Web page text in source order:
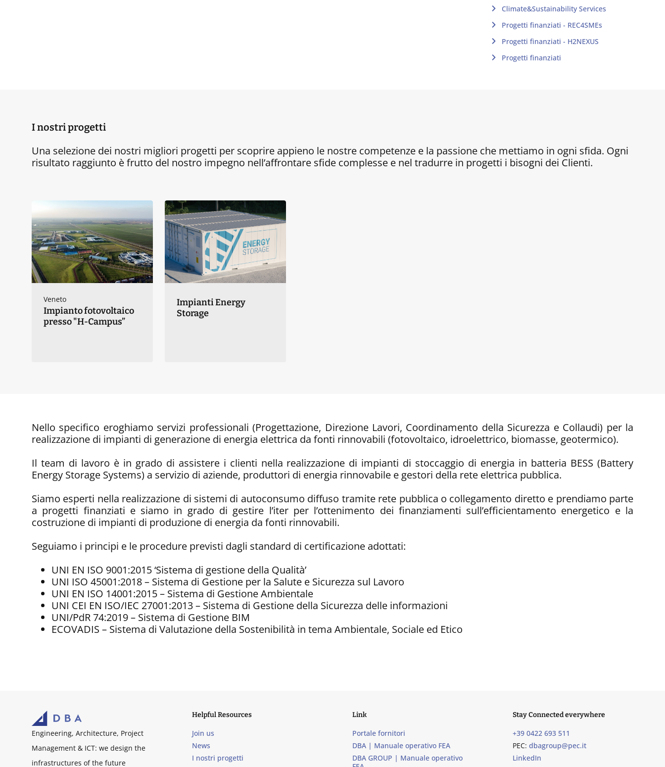
Climate&Sustainability Services
Progetti finanziati - REC4SMEs
Progetti finanziati - H2NEXUS
Progetti finanziati
I nostri progetti
Una selezione dei nostri migliori progetti per scoprire appieno le nostre competenze e la passione che mettiamo in ogni sfida. Ogni
risultato raggiunto è frutto del nostro impegno nell’affrontare sfide complesse e nel tradurre in progetti i bisogni dei Clienti.
Veneto
Impianto fotovoltaico
presso "H-Campus”
Impianti Energy
Storage
Nello specifico eroghiamo servizi professionali (Progettazione, Direzione Lavori, Coordinamento della Sicurezza e Collaudi) per la
realizzazione di impianti di generazione di energia elettrica da fonti rinnovabili (fotovoltaico, idroelettrico, biomasse, geotermico).
Il team di lavoro è in grado di assistere i clienti nella realizzazione di impianti di stoccaggio di energia in batteria BESS (Battery
Energy Storage Systems) a servizio di aziende, produttori di energia rinnovabile e gestori della rete elettrica pubblica.
Siamo esperti nella realizzazione di sistemi di autoconsumo diffuso tramite rete pubblica o collegamento diretto e prendiamo parte
a progetti finanziati e siamo in grado di gestire l’iter per l’ottenimento dei finanziamenti sull’efficientamento energetico e la
costruzione di impianti di produzione di energia da fonti rinnovabili.
Seguiamo i principi e le procedure previsti dagli standard di certificazione adottati:
UNI EN ISO 9001:2015 ‘Sistema di gestione della Qualità’
UNI ISO 45001:2018 – Sistema di Gestione per la Salute e Sicurezza sul Lavoro
UNI EN ISO 14001:2015 – Sistema di Gestione Ambientale
UNI CEI EN ISO/IEC 27001:2013 – Sistema di Gestione della Sicurezza delle informazioni
UNI/PdR 74:2019 – Sistema di Gestione BIM
ECOVADIS – Sistema di Valutazione della Sostenibilità in tema Ambientale, Sociale ed Etico
Engineering, Architecture, Project
Management & ICT: we design the
infrastructures of the future
Helpful Resources
Join us
News
I nostri progetti
Link
Portale fornitori
DBA | Manuale operativo FEA
DBA GROUP | Manuale operativo
Stay Connected everywhere
+39 0422 693 511
PEC: dbagroup@pec.it
LinkedIn